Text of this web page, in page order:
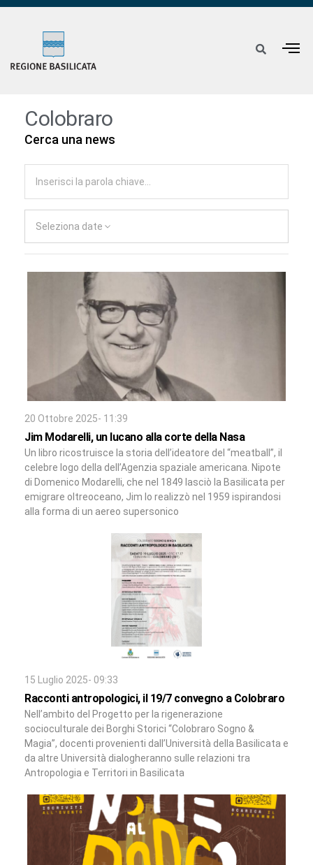
Colobraro
Cerca una news
Seleziona date
20 Ottobre 2025- 11:39
Jim Modarelli, un lucano alla corte della Nasa
Un libro ricostruisce la storia dell’ideatore del “meatball”, il
celebre logo della dell’Agenzia spaziale americana. Nipote
di Domenico Modarelli, che nel 1849 lasciò la Basilicata per
emigrare oltreoceano, Jim lo realizzò nel 1959 ispirandosi
alla forma di un aereo supersonico
15 Luglio 2025- 09:33
Racconti antropologici, il 19/7 convegno a Colobraro
Nell’ambito del Progetto per la rigenerazione
socioculturale dei Borghi Storici “Colobraro Sogno &
Magia”, docenti provenienti dall’Università della Basilicata e
da altre Università dialogheranno sulle relazioni tra
Antropologia e Territori in Basilicata